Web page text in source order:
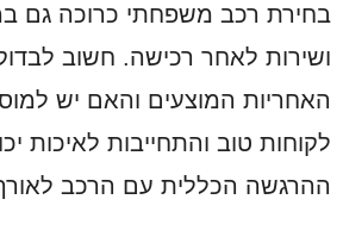
בחירת רכב משפחתי כרוכה גם
ושירות לאחר רכישה. חשוב
האחריות המוצעים והאם יש
לקוחות טוב והתחייבות לאיכות
ההרגשה הכללית עם הרכב